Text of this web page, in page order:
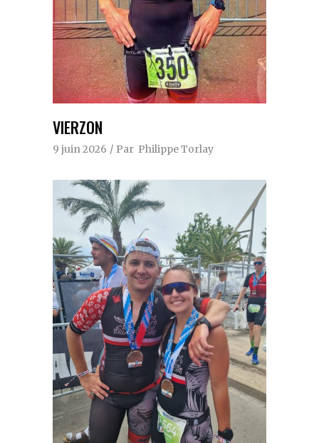
VIERZON
9 juin 2026 Par Philippe Torlay